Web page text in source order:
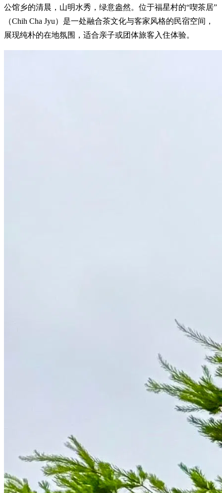
公馆乡的清晨，山明水秀，绿意盎然。位于福星村的“喫茶居”
（Chih Cha Jyu）是一处融合茶文化与客家风格的民宿空间，
展现纯朴的在地氛围，适合亲子或团体旅客入住体验。